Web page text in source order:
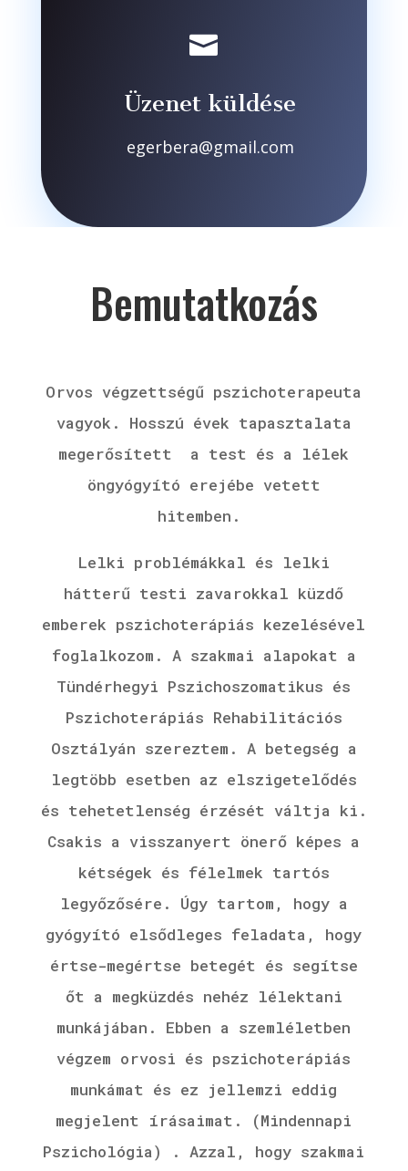

Üzenet küldése
egerbera@gmail.com
Bemutatkozás
Orvos végzettségű pszichoterapeuta
vagyok. Hosszú évek tapasztalata
megerősített a test és a lélek
öngyógyító erejébe vetett
hitemben.
Lelki problémákkal és lelki
hátterű testi zavarokkal küzdő
emberek pszichoterápiás kezelésével
foglalkozom. A szakmai alapokat a
Tündérhegyi Pszichoszomatikus és
Pszichoterápiás Rehabilitációs
Osztályán szereztem. A betegség a
legtöbb esetben az elszigetelődés
és tehetetlenség érzését váltja ki.
Csakis a visszanyert önerő képes a
kétségek és félelmek tartós
legyőzősére. Úgy tartom, hogy a
gyógyító elsődleges feladata, hogy
értse-megértse betegét és segítse
őt a megküzdés nehéz lélektani
munkájában. Ebben a szemléletben
végzem orvosi és pszichoterápiás
munkámat és ez jellemzi eddig
megjelent írásaimat. (Mindennapi
Pszichológia) . Azzal, hogy szakmai